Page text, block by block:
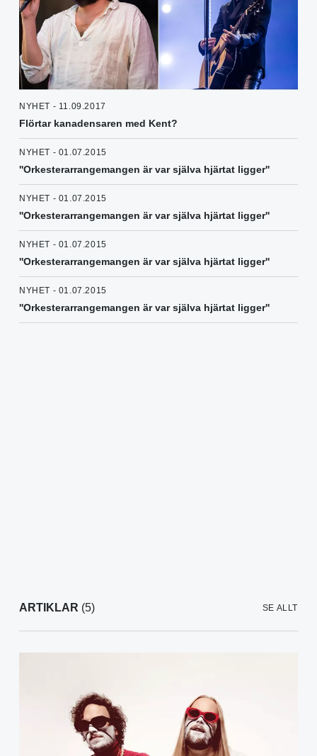
NYHET - 11.09.2017
Flörtar kanadensaren med Kent?
NYHET - 01.07.2015
''Orkesterarrangemangen är var själva hjärtat ligger''
NYHET - 01.07.2015
''Orkesterarrangemangen är var själva hjärtat ligger''
NYHET - 01.07.2015
''Orkesterarrangemangen är var själva hjärtat ligger''
NYHET - 01.07.2015
''Orkesterarrangemangen är var själva hjärtat ligger''
ARTIKLAR (5) SE ALLT